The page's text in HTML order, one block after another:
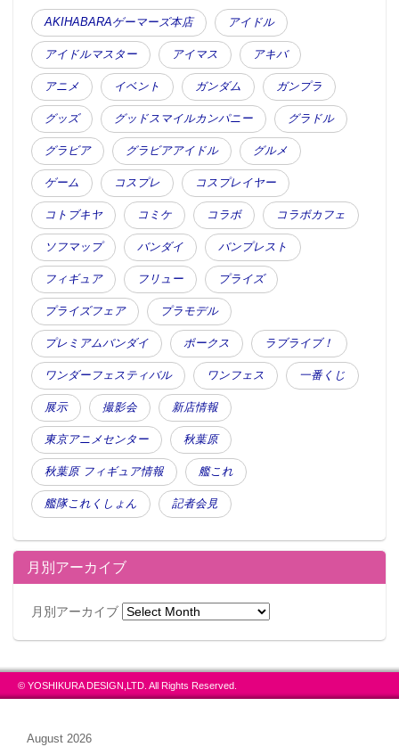
AKIHABARAゲーマーズ本店 アイドル
アイドルマスター アイマス アキバ
アニメ イベント ガンダム ガンプラ
グッズ グッドスマイルカンパニー グラドル
グラビア グラビアアイドル グルメ
ゲーム コスプレ コスプレイヤー
コトブキヤ コミケ コラボ コラボカフェ
ソフマップ バンダイ バンプレスト
フィギュア フリュー プライズ
プライズフェア プラモデル
プレミアムバンダイ ボークス ラブライブ！
ワンダーフェスティバル ワンフェス 一番くじ
展示 撮影会 新店情報
東京アニメセンター 秋葉原
秋葉原 フィギュア情報 艦これ
艦隊これくしょん 記者会見
月別アーカイブ
月別アーカイブ
© YOSHIKURA DESIGN,LTD. All Rights Reserved.
August 2026